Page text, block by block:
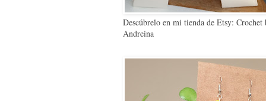
Descúbrelo en mi tienda de Etsy: Crochet
Andreina